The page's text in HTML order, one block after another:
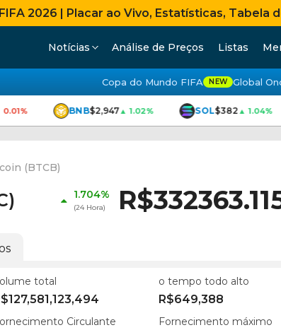
2026 | Placar ao Vivo, Estatísticas, Tabela
Notícias Análise de Preços Listas
Copa do Mundo FIFA NEW Global
BNB$2,947▲ 1.02% SOL$382▲ 1.04%
(BTCB)
1.704%
(24 Hora)
total
Circulante
o tempo todo alto
R$649,388
Fornecimento máximo